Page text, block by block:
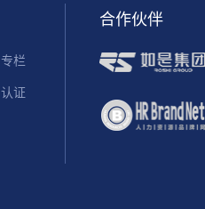
专栏
认证
合作伙伴